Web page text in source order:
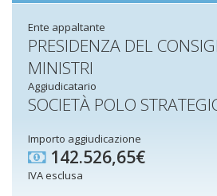
Ente appaltante
PRESIDENZA DEL
MINISTRI
Aggiudicatario
SOCIETÀ POLO
Importo aggiudicazione
142.526,65€
IVA esclusa